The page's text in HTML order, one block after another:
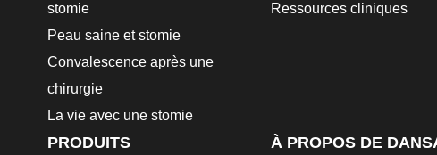
stomie
Peau saine et stomie
Convalescence après une
chirurgie
La vie avec une stomie
Ressources cliniques
PRODUITS
À PROPOS DE